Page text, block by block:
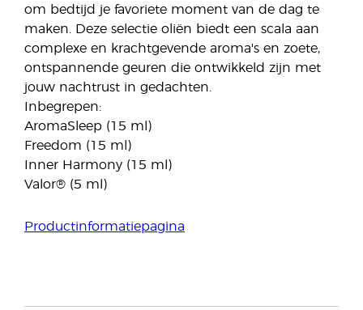
om bedtijd je favoriete moment van de dag te
maken. Deze selectie oliën biedt een scala aan
complexe en krachtgevende aroma's en zoete,
ontspannende geuren die ontwikkeld zijn met
jouw nachtrust in gedachten.
Inbegrepen:
AromaSleep (15 ml)
Freedom (15 ml)
Inner Harmony (15 ml)
Valor® (5 ml)
Productinformatiepagina